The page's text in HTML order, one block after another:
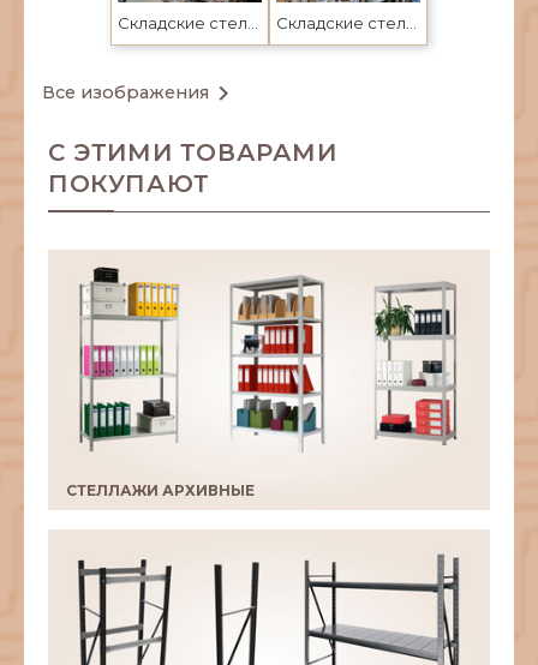
Складские стеллажи Промет в Усть-Каменогорске по ценам завода Складские стеллажи в Усть-Каменогорске и Семее
Все изображения 
С ЭТИМИ ТОВАРАМИ
ПОКУПАЮТ
СТЕЛЛАЖИ АРХИВНЫЕ